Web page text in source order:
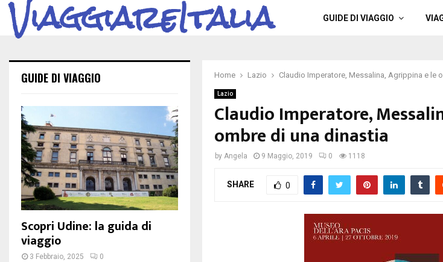
ViaggiareItalia GUIDE DI VIAGGIO
Home Lazio Claudio Imperatore, Messalina, Agrippina e le
Lazio
Claudio Imperatore,
ombre di una dinastia
by Angela 9 Maggio, 2019 0 1118
SHARE 0
GUIDE DI VIAGGIO
Scopri Udine: la guida di
viaggio
3 Febbraio, 2025 0